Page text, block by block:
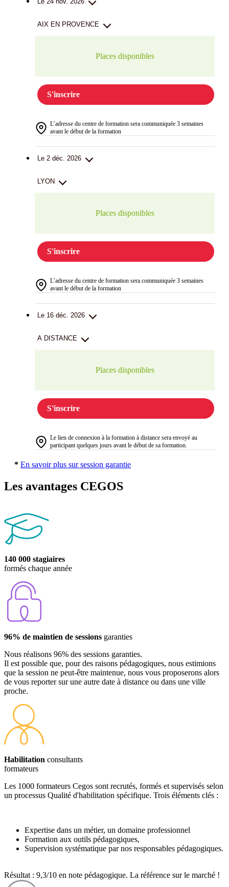
AIX EN PROVENCE
Places disponibles
S'inscrire
L’adresse du centre de formation sera communiquée 3 semaines
avant le début de la formation
Le 2 déc. 2026
LYON
Places disponibles
S'inscrire
L’adresse du centre de formation sera communiquée 3 semaines
avant le début de la formation
Le 16 déc. 2026
A DISTANCE
Places disponibles
S'inscrire
Le lien de connexion à la formation à distance sera envoyé au
participant quelques jours avant le début de sa formation.
* En savoir plus sur session garantie
Les avantages CEGOS
140 000 stagiaires
formés chaque année
96% de maintien de sessions garanties
Nous réalisons 96% des sessions garanties.
Il est possible que, pour des raisons pédagogiques, nous estimions
que la session ne peut-être maintenue, nous vous proposerons alors
de vous reporter sur une autre date à distance ou dans une ville
proche.
Habilitation consultants
formateurs
Les 1000 formateurs Cegos sont recrutés, formés et supervisés selon
un processus Qualité d'habilitation spécifique. Trois éléments clés :
Expertise dans un métier, un domaine professionnel
Formation aux outils pédagogiques,
Supervision systématique par nos responsables pédagogiques.
Résultat : 9,3/10 en note pédagogique. La référence sur le marché !